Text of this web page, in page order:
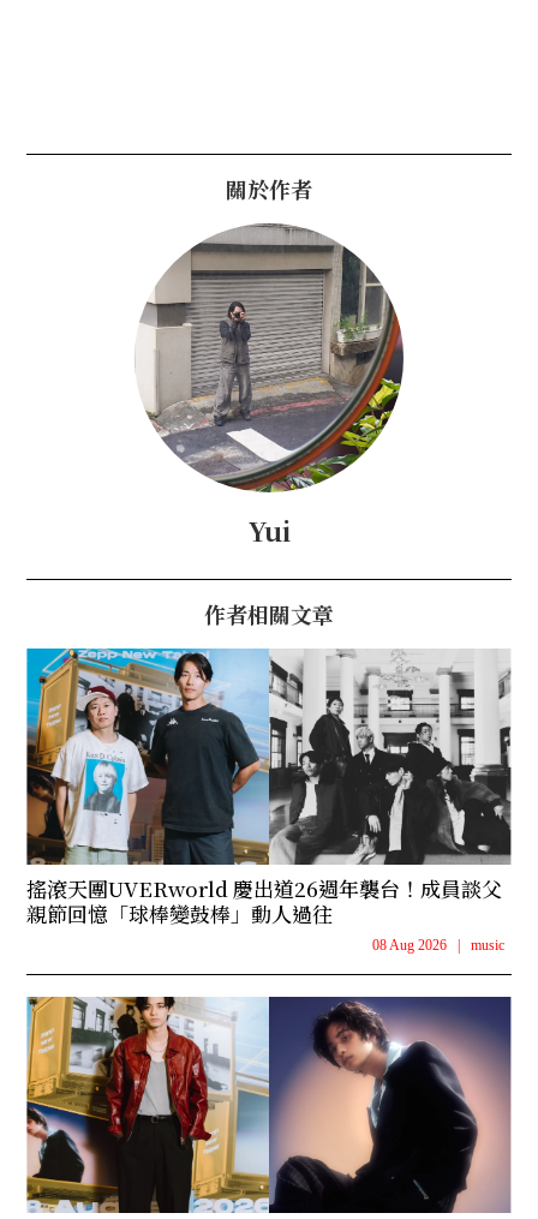
關於作者
Yui
作者相關文章
搖滾天團UVERworld 慶出道26週年襲台！成員談父
親節回憶「球棒變鼓棒」動人過往
08 Aug 2026 | music